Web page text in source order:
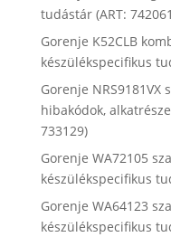
tudástár (ART:
Gorenje K52CLB
készülékspecifikus
Gorenje
hibakódok,
733129)
Gorenje WA72105
készülékspecifikus
Gorenje WA64123
készülékspecifikus